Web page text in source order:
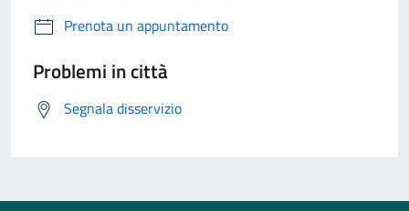
Prenota un appuntamento
Problemi in città
Segnala disservizio